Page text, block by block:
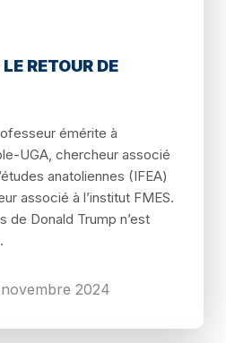
RETOUR DE
émérite à
UGA, chercheur associé
anatoliennes (IFEA)
associé à l’institut FMES.
de Donald Trump n’est
2024